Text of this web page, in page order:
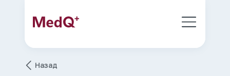
Назад